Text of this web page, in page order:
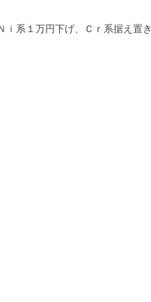
系１万円下げ、Ｃｒ系据え置き